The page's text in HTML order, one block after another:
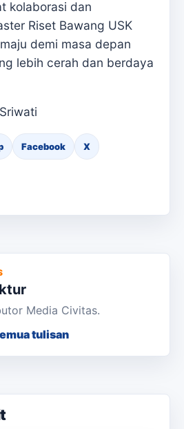
kolaborasi dan
Riset Bawang USK
demi masa depan
lebih cerah dan berdaya
Facebook X
Media Civitas.
tulisan
Apresiasi Dukungan
Dua